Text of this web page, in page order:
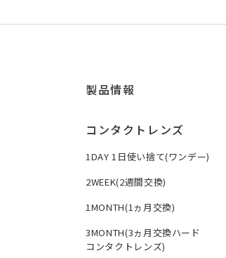
製品情報
コンタクトレンズ
1DAY 1日使い捨て(ワンデー)
2WEEK(2週間交換)
1MONTH(1ヵ月交換)
3MONTH(3ヵ月交換ハード
コンタクトレンズ)